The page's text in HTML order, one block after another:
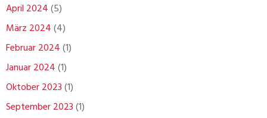
April 2024(5)
März 2024(4)
Februar 2024(1)
Januar 2024(1)
Oktober 2023(1)
September 2023(1)